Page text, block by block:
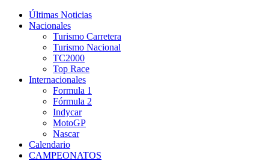
Últimas Noticias
Nacionales
Turismo Carretera
Turismo Nacional
TC2000
Top Race
Internacionales
Formula 1
Fórmula 2
Indycar
MotoGP
Nascar
Calendario
CAMPEONATOS